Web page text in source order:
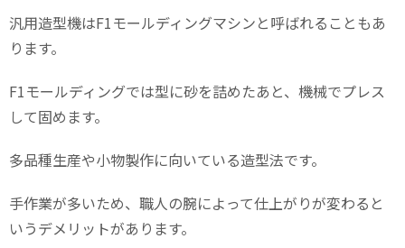
汎用造型機はF1モールディングマシンと呼ばれることもあ
ります。
F1モールディングでは型に砂を詰めたあと、機械でプレス
して固めます。
多品種生産や小物製作に向いている造型法です。
手作業が多いため、職人の腕によって仕上がりが変わると
いうデメリットがあります。